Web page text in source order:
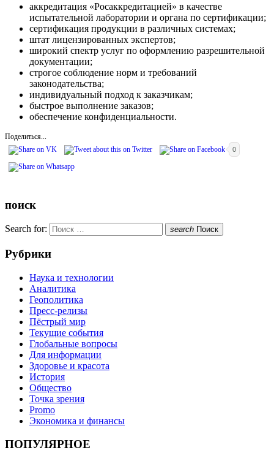
аккредитация «Росаккредитацией» в качестве
испытательной лаборатории и органа по сертификации;
сертификация продукции в различных системах;
штат лицензированных экспертов;
широкий спектр услуг по оформлению разрешительной
документации;
строгое соблюдение норм и требований
законодательства;
индивидуальный подход к заказчикам;
быстрое выполнение заказов;
обеспечение конфиденциальности.
Поделиться...
0
поиск
Search for: search Поиск
Рубрики
Наука и технологии
Аналитика
Геополитика
Пресс-релизы
Пёстрый мир
Текущие события
Глобальные вопросы
Для информации
Здоровье и красота
История
Общество
Точка зрения
Promo
Экономика и финансы
ПОПУЛЯРНОЕ